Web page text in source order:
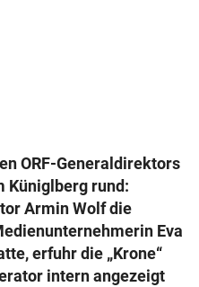
ORF-Generaldirektors
Küniglberg rund:
Armin Wolf die
Eva
erfuhr die „Krone“
intern angezeigt